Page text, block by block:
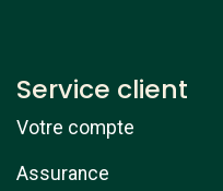
Service client
Votre compte
Assurance